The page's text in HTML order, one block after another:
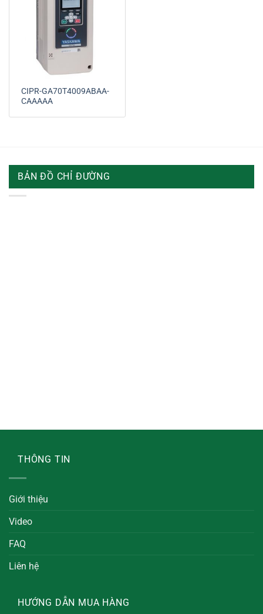
CIPR-GA70T4009ABAA-
CAAAAA
BẢN ĐỒ CHỈ ĐƯỜNG
THÔNG TIN
Giới thiệu
Video
FAQ
Liên hệ
HƯỚNG DẪN MUA HÀNG